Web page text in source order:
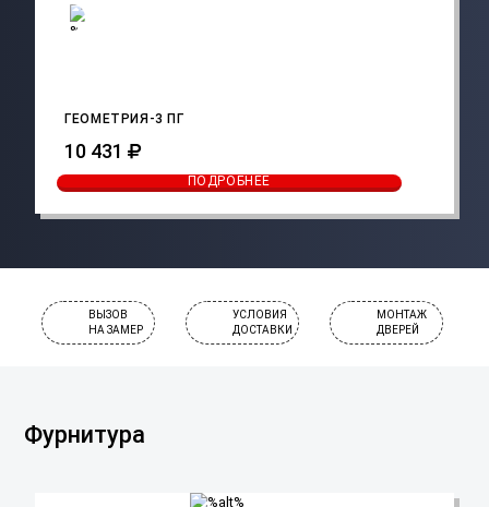
ГЕОМЕТРИЯ-3 ПГ
10 431
ПОДРОБНЕЕ
ВЫЗОВ
НА ЗАМЕР
УСЛОВИЯ
ДОСТАВКИ
МОНТАЖ
ДВЕРЕЙ
Фурнитура